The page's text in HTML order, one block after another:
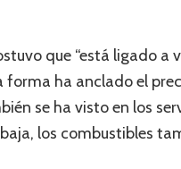
que “está ligado a
forma ha anclado el
se ha visto en los
los combustibles